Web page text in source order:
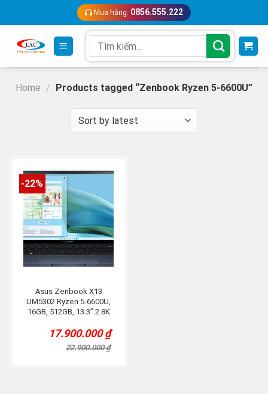
content
Mua hàng: 0856.555.222
for:
Home / Products tagged “Zenbook Ryzen 5-6600U”
-22%
Asus Zenbook X13
UM5302 Ryzen 5-6600U,
16GB, 512GB, 13.3” 2.8K
22.900.000₫
Original
price
was:
17.900.000₫
Current
price
is: